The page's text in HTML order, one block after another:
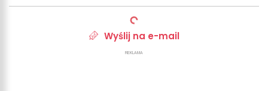
Wyślij na e-mail
REKLAMA